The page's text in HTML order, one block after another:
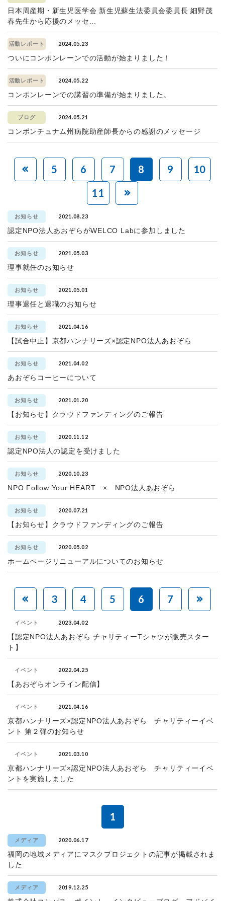
日本周産期・新生児医学会 新生児蘇生法委員会委員長 細野茂
春先生から応援のメッセ...
活動レポート 2024.05.23
ついにコンポンレーンでの活動が始まりました！
活動レポート 2024.05.22
コンポンレーンでの講習の準備が始まりました。
ブログ 2024.05.21
コンポンチュナム州病院助産師長からの感謝のメッセージ
5 6 7 8 9
10
11
お知らせ 2021.08.23
認定NPO法人あおぞらがWELCO Labに参加しました
お知らせ 2021.05.03
理事就任のお知らせ
お知らせ 2021.05.01
理事退任と退職のお知らせ
お知らせ 2021.04.16
【試合中止】京都ハンナリーズ×認定NPO法人あおぞら
お知らせ 2021.04.02
あおぞらコーヒーについて
お知らせ 2021.01.20
【お知らせ】クラウドファンディングのご報告
お知らせ 2020.11.12
認定NPO法人の認定を受けました
お知らせ 2020.10.23
NPO Follow Your HEART × NPO法人あおぞら
お知らせ 2020.07.21
【お知らせ】クラウドファンディングのご報告
お知らせ 2020.05.02
ホームページリニューアルについてのお知らせ
3 4 5 6 7
イベント 2023.04.02
【認定NPO法人あおぞら チャリティーTシャツが販売スター
ト】
イベント 2022.04.25
【あおぞらオンライン配信】
イベント 2021.04.16
京都ハンナリーズ×認定NPO法人あおぞら チャリティーイベ
ント 第２弾のお知らせ
イベント 2021.03.10
京都ハンナリーズ×認定NPO法人あおぞら チャリティーイベ
ントを実施しました
1
メディア 2020.06.17
福岡の地域メディアにマスクプロジェクトの記事が掲載されま
した
メディア 2019.12.25